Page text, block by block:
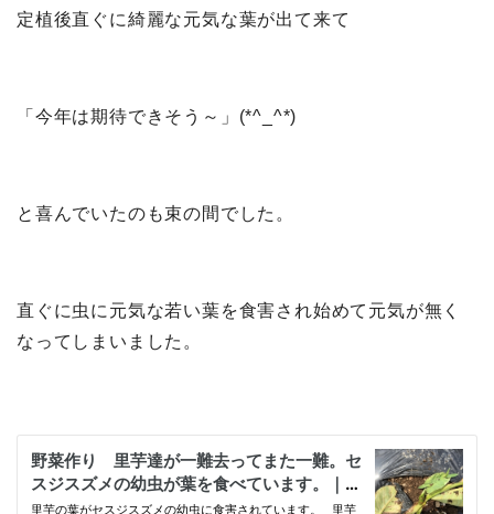
定植後直ぐに綺麗な元気な葉が出て来て
「今年は期待できそう～」(*^_^*)
と喜んでいたのも束の間でした。
直ぐに虫に元気な若い葉を食害され始めて元気が無く
なってしまいました。